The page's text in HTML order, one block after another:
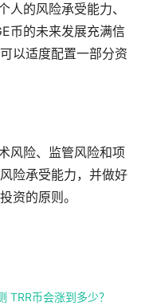
人的风险承受能力、
币的未来发展充满信
以适度配置一部分资
风险、监管风险和项
险承受能力，并做好
资的原则。
TRR币会涨到多少？